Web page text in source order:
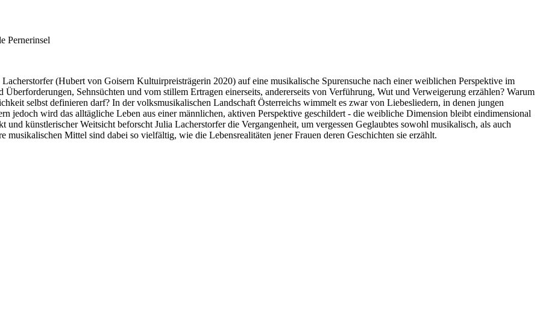
Pernerinsel
(Hubert von Goisern Kultuirpreisträgerin 2020) auf eine musikalische Spurensuche nach einer weiblichen Perspektive im
Sehnsüchten und vom stillem Ertragen einerseits, andererseits von Verführung, Wut und Verweigerung erzählen? Warum
selbst definieren darf? In der volksmusikalischen Landschaft Österreichs wimmelt es zwar von Liebesliedern, in denen jungen
jedoch wird das alltägliche Leben aus einer männlichen, aktiven Perspektive geschildert - die weibliche Dimension bleibt eindimensional
künstlerischer Weitsicht beforscht Julia Lacherstorfer die Vergangenheit, um vergessen Geglaubtes sowohl musikalisch, als auch
musikalischen Mittel sind dabei so vielfältig, wie die Lebensrealitäten jener Frauen deren Geschichten sie erzählt.